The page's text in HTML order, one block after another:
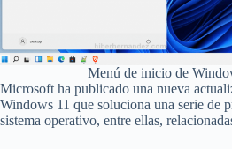
Menú de inicio de
Microsoft ha publicado una nueva
Windows 11 que soluciona una serie de
sistema operativo, entre ellas,